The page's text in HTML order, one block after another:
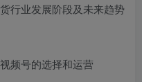
行业发展阶段及未来趋势
频号的选择和运营